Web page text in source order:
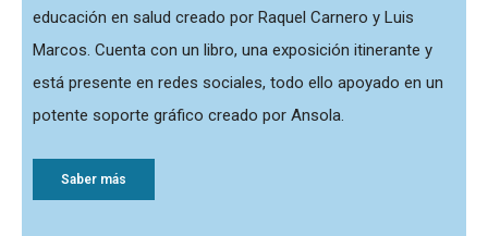
educación en salud creado por Raquel Carnero y Luis
Marcos. Cuenta con un libro, una exposición itinerante y
está presente en redes sociales, todo ello apoyado en un
potente soporte gráfico creado por Ansola.
Saber más